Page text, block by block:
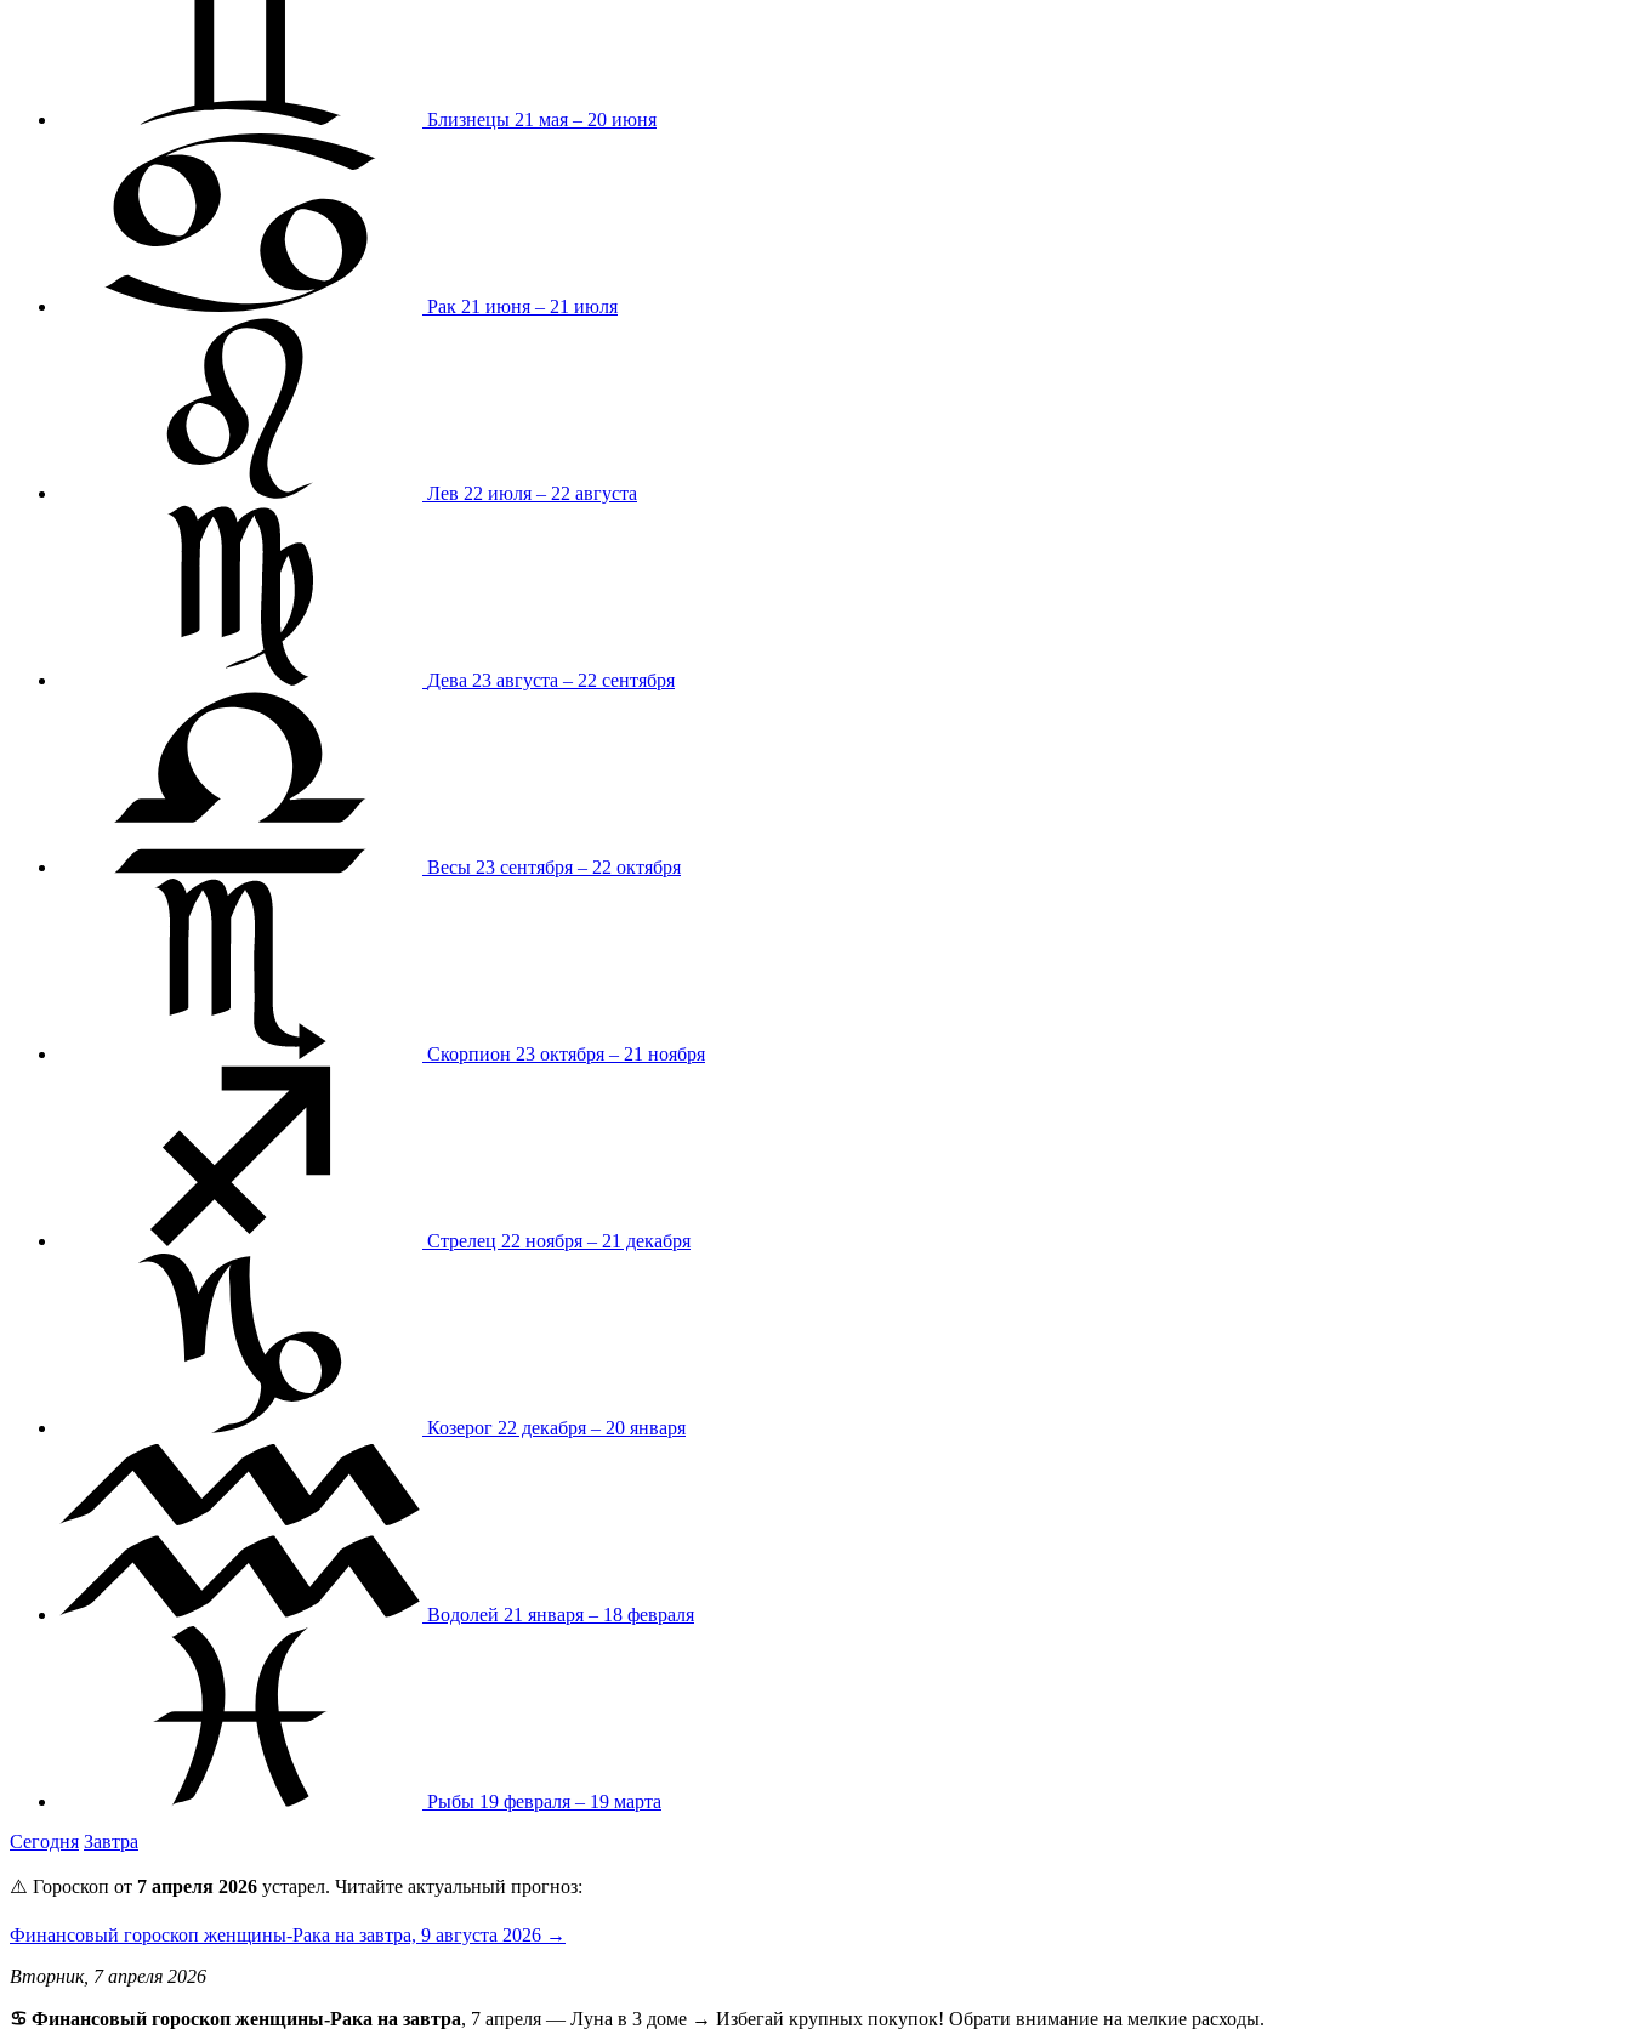
Близнецы 21 мая – 20 июня
Рак 21 июня – 21 июля
Лев 22 июля – 22 августа
Дева 23 августа – 22 сентября
Весы 23 сентября – 22 октября
Скорпион 23 октября – 21 ноября
Стрелец 22 ноября – 21 декабря
Козерог 22 декабря – 20 января
Водолей 21 января – 18 февраля
Рыбы 19 февраля – 19 марта
Сегодня Завтра
⚠️ Гороскоп от 7 апреля 2026 устарел. Читайте актуальный прогноз:
Финансовый гороскоп женщины-Рака на завтра, 9 августа 2026 →
Вторник, 7 апреля 2026
♋ Финансовый гороскоп женщины-Рака на завтра, 7 апреля — Луна в 3 доме → Избегай крупных покупок! Обрати внимание на мелкие расходы.